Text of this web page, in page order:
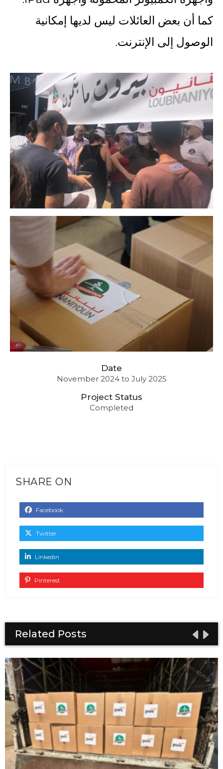
كما أن بعض العائلات ليس لديها إمكانية
الوصول إلى الإنترنت.
Date
November 2024 to July 2025
Project Status
Completed
SHARE ON
Facebook
Twitter
Linkedin
Pinterest
Related Posts